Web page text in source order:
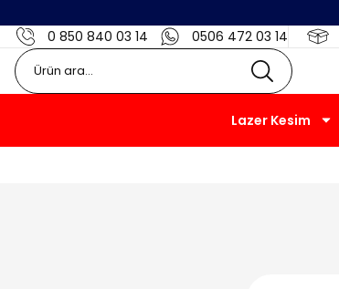
0 850 840 03 14
0506 472 03 14
Lazer Kesim